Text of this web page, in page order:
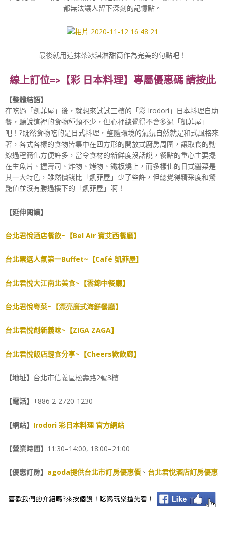
都無法讓人留下深刻的記憶點。
最後就用這抹茶冰淇淋甜筒作為完美的句點吧！
線上訂位=>【彩 日本料理】專屬優惠碼 請按此
【整體結語】
在吃過「凱菲屋」後，就想來試試三樓的「彩 Irodori」日本料理自助
餐，聽說這裡的食物種類不少，但心裡總覺得不會多過「凱菲屋」
吧！?既然食物吃的是日式料理，整體環境的氣氛自然就是和式風格來
著，各式各樣的食物皆集中在四方形的開放式廚房周圍，讓取食的動
線過程簡化方便許多，當令食材的新鮮度沒話說，餐點的重心主要擺
在生魚片、握壽司、炸物、烤物、鐵板燒上，而多樣化的日式醬菜是
其一大特色，雖然價錢比「凱菲屋」少了些許，但總覺得精采度和驚
艷值並沒有勝過樓下的「凱菲屋」啊！
【延伸閱讀】
台北君悅酒店餐飲~【Bel Air 寶艾西餐廳】
台北票選人氣第一Buffet~【Café 凱菲屋】
台北君悅大江南北美食~【雲錦中餐廳】
台北君悅粵菜~【漂亮廣式海鮮餐廳】
台北君悅創新義味~【ZIGA ZAGA】
台北君悅飯店輕食分享~【Cheers歡飲廊】
【地址】 台北市信義區松壽路2號3樓
【電話】 +886 2-2720-1230
【網站】 Irodori 彩日本料理 官方網站
【營業時間】 11:30–14:00, 18:00–21:00
【優惠訂房】 agoda提供台北市訂房優惠價 、 台北君悅酒店訂房優惠